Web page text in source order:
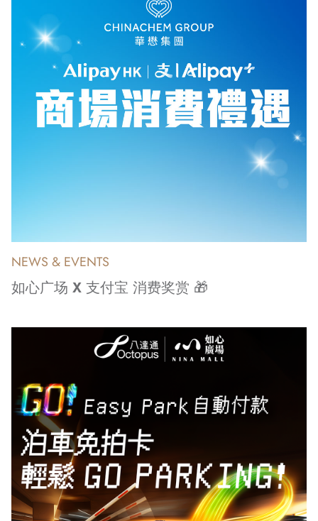
NEWS & EVENTS
如心广场 X 支付宝 消费奖赏 🎁